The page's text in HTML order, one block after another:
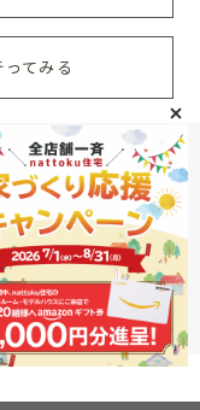
てみる
会社